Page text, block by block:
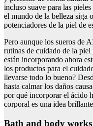
incluso suave para las
el mundo de la belleza siga
potenciadores de la piel de
Pero aunque los sueros de
rutinas de cuidado de la
están incorporando ahora
los productos para el
llevarse todo lo bueno?
hasta calmar los daños
por qué incorporar el ácido
corporal es una idea
Bath and body